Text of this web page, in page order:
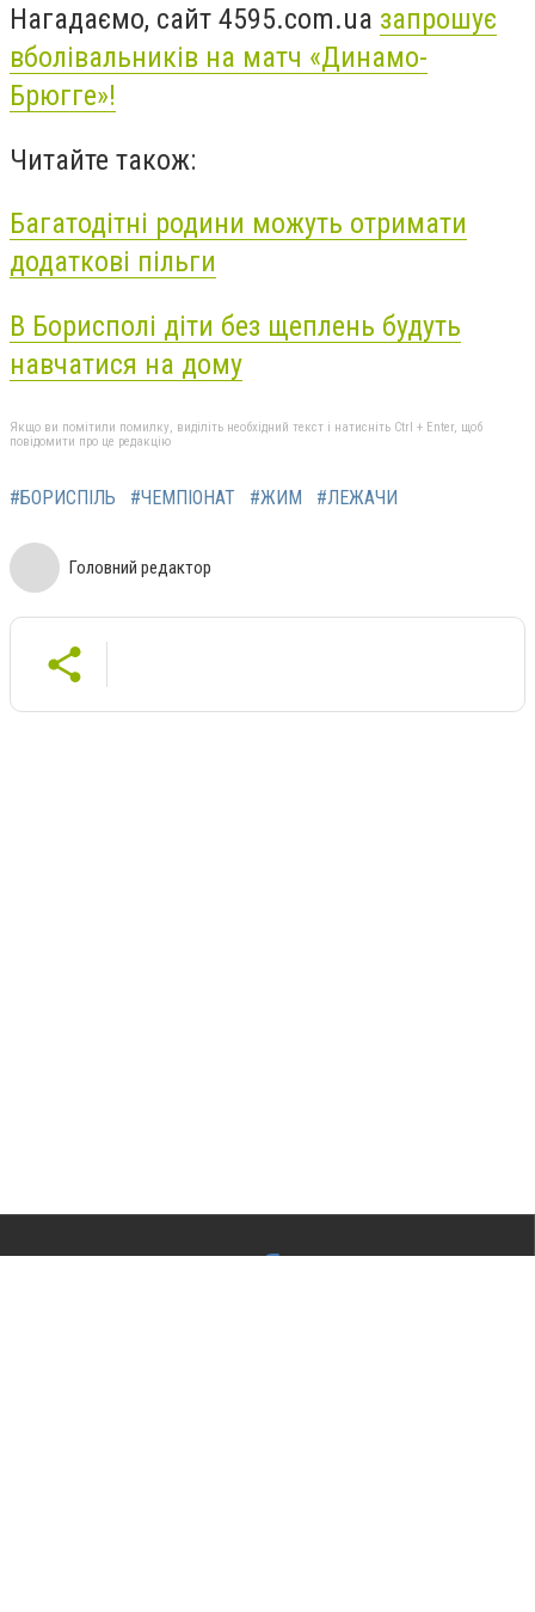
Нагадаємо, сайт 4595.com.ua запрошує
вболівальників на матч «Динамо-
Брюгге»!
Читайте також:
Багатодітні родини можуть отримати
додаткові пільги
В Борисполі діти без щеплень будуть
навчатися на дому
Якщо ви помітили помилку, виділіть необхідний текст і натисніть Ctrl + Enter, щоб
повідомити про це редакцію
#БОРИСПІЛЬ #ЧЕМПІОНАТ #ЖИМ #ЛЕЖАЧИ
Головний редактор